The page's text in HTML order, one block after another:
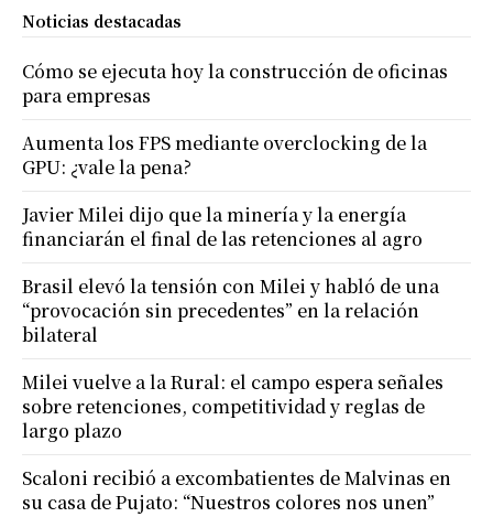
Noticias destacadas
Cómo se ejecuta hoy la construcción de oficinas
para empresas
Aumenta los FPS mediante overclocking de la
GPU: ¿vale la pena?
Javier Milei dijo que la minería y la energía
financiarán el final de las retenciones al agro
Brasil elevó la tensión con Milei y habló de una
“provocación sin precedentes” en la relación
bilateral
Milei vuelve a la Rural: el campo espera señales
sobre retenciones, competitividad y reglas de
largo plazo
Scaloni recibió a excombatientes de Malvinas en
su casa de Pujato: “Nuestros colores nos unen”